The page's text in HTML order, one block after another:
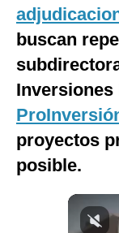
G de Gestión
Notas Contratadas
Podcast
Gestión TV
Videos
buscan
Inversiones
proyectos
posible.